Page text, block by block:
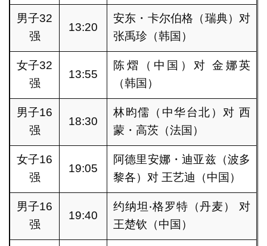
男子32
强
13:20
安东・卡尔伯格（瑞典）对
张禹珍（韩国）
女子32
强
13:55
陈熠（中国）对 金娜英
（韩国）
男子16
强
18:30
林昀儒（中华台北）对 西
蒙・高茨（法国）
女子16
强
19:05
阿德里安娜・迪亚兹（波多
黎各）对 王艺迪（中国）
男子16
强
19:40
约纳坦‧格罗特（丹麦） 对
王楚钦（中国）